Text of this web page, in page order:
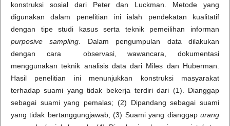
konstruksi sosial dari Peter dan Luckman. Metode yang
digunakan dalam penelitian ini ialah pendekatan kualitatif
dengan tipe studi kasus serta teknik pemeilihan informan
purposive sampling . Dalam pengumpulan data dilakukan
dengan cara observasi, wawancara, dokumentasi
menggunakan teknik analisis data dari Miles dan Huberman.
Hasil penelitian ini menunjukkan konstruksi masyarakat
terhadap suami yang tidak bekerja terdiri dari (1). Dianggap
sebagai suami yang pemalas; (2) Dipandang sebagai suami
yang tidak bertanggungjawab; (3) Suami yang dianggapurang